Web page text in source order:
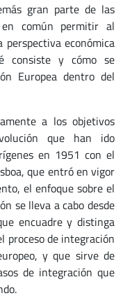
gran parte de las
común permitir al
económica
consiste y cómo se
Europea dentro del
a los objetivos
que han ido
en 1951 con el
que entró en vigor
el enfoque sobre el
se lleva a cabo desde
encuadre y distinga
proceso de integración
y que sirve de
de integración que